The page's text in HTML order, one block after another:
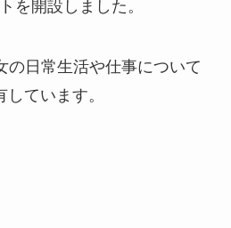
を開設しました。
の日常生活や仕事について
ています。